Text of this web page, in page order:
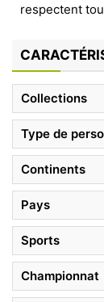
respectent
Collections
Type de
Continents
Pays
Sports
Championnat